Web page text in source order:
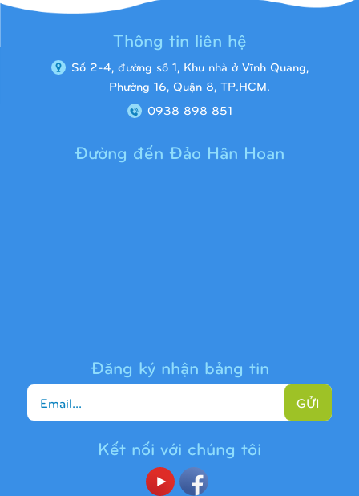
Thông tin liên hệ
Số 2-4, đường số 1, Khu nhà ở Vĩnh Quang,
Phường 16, Quận 8, TP.HCM.
0938 898 851
Đường đến Đảo Hân Hoan
Đăng ký nhận bảng tin
GỬI
Kết nối với chúng tôi